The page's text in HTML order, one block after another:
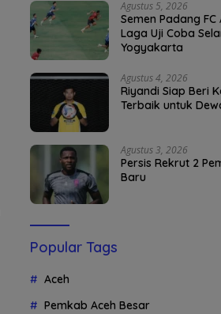
Agustus 5, 2026
Semen Padang
Laga Uji Coba
Yogyakarta
Agustus 4, 2026
Riyandi Siap Beri
Terbaik untuk
Agustus 3, 2026
Persis Rekrut 2
Baru
Popular Tags
Aceh
Pemkab Aceh Besar